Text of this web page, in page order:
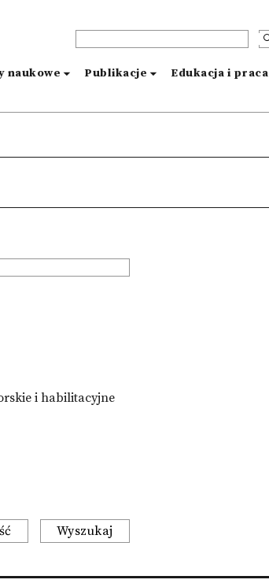
naukowe Publikacje Edukacja i praca
i habilitacyjne
Wyszukaj